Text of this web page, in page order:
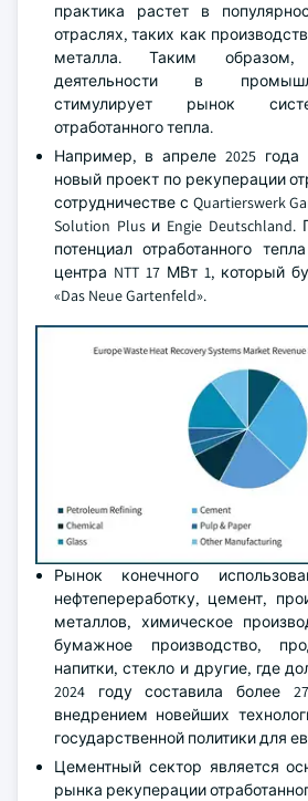
практика растет в
отраслях, таких как
металла. Таким
деятельности в
стимулирует рынок
отработанного тепла.
Например, в апреле 2025 года
новый проект по рекуперации
сотрудничестве с Quartierswerk
Solution Plus и Engie
потенциал отработанного
центра NTT 17 МВт 1, который
«Das Neue Gartenfeld».
Рынок конечного
нефтепереработку, цемент,
металлов, химическое
бумажное производство,
напитки, стекло и другие, где
2024 году составила более
внедрением новейших
государственной политики для
Цементный сектор является
рынка рекуперации